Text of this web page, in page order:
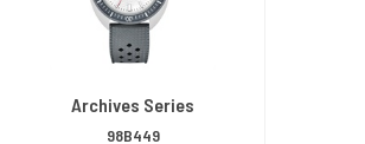
Archives Series
98B449